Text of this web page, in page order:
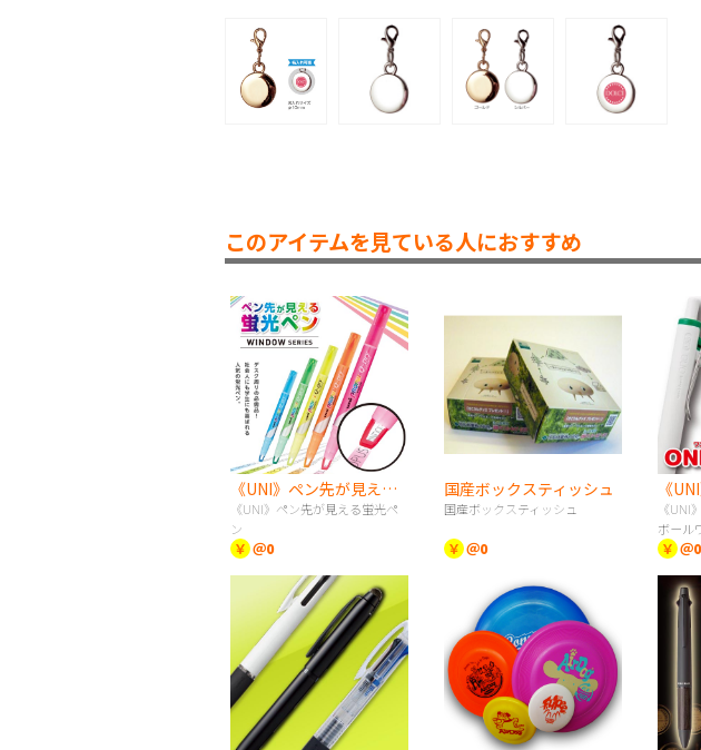
このアイテムを見ている人におすすめ
《UNI》ペン先が見える蛍光ペン
《UNI》ペン先が見える蛍光ペ
ン
￥ ＠0
国産ボックスティッシュ
国産ボックスティッシュ
￥ ＠0
《UNI
ボール
￥ ＠0